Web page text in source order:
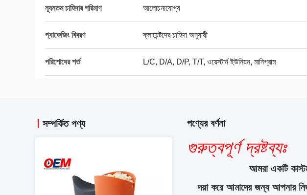
ন্যূনতম চাহিদার পরিমাণ আলোচনাযোগ্য
প্যাকেজিং বিবরণ ক্লায়েন্টদের চাহিদা অনুযায়ী
পরিশোধের শর্ত L/C, D/A, D/P, T/T, ওয়েস্টার্ন ইউনিয়ন, মানিগ্রাম
সম্পর্কিত পণ্য পণ্যের বর্ণনা
গুরুত্বপূর্ণ দ্রষ্টব্যঃ
আমরা একটি
দয়া করে আমাদের জন্য আপনার